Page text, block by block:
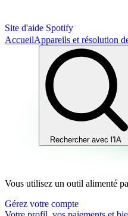
Site d'aide Spotify
AccueilAppareils et résolution
Rechercher avec l'IA
Vous utilisez un outil alimenté
Gérez votre compte